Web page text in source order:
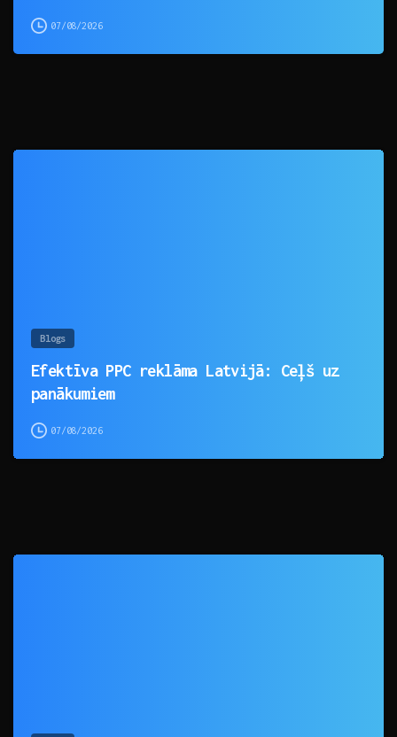
07/08/2026
Blogs
Efektīva PPC reklāma Latvijā: Ceļš uz
panākumiem
07/08/2026